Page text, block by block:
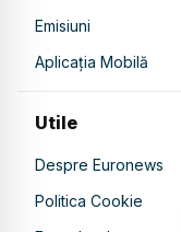
Emisiuni
Aplicația Mobilă
Utile
Despre Euronews
Politica Cookie